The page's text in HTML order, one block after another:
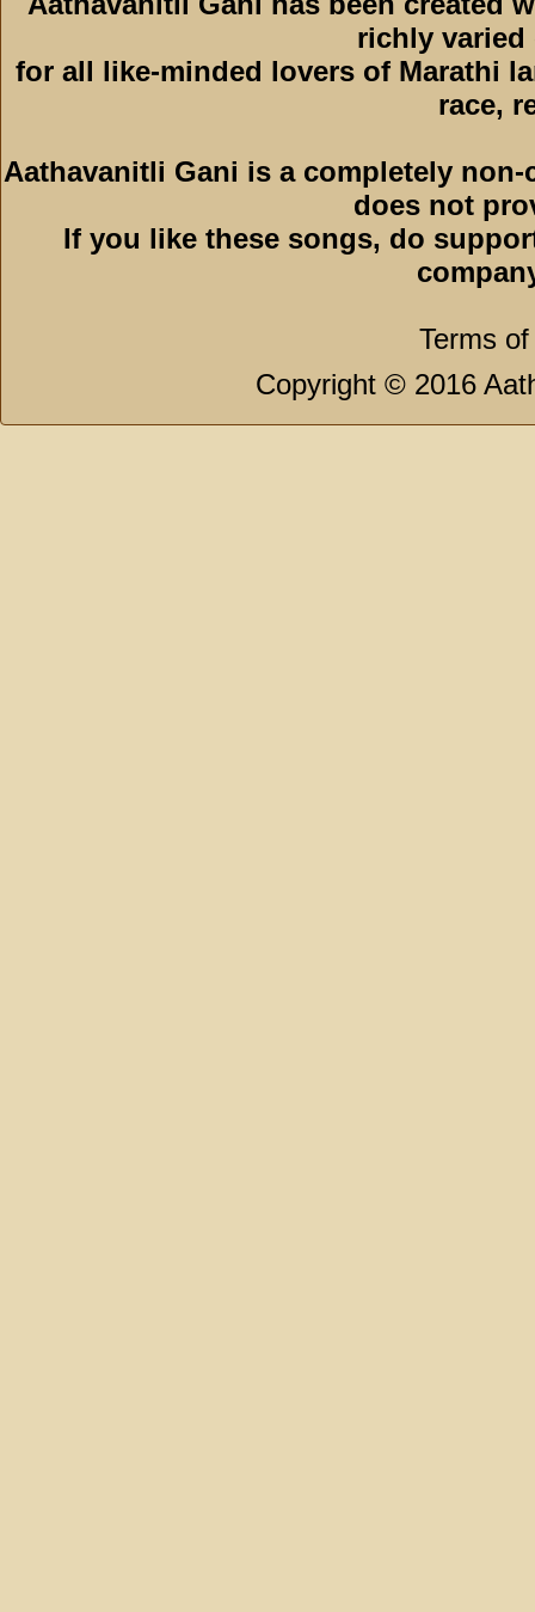
richly varied
for all like-minded lovers of Marathi
race,
Aathavanitli Gani is a completely
does not
If you like these songs, do
Terms
Copyright © 2016